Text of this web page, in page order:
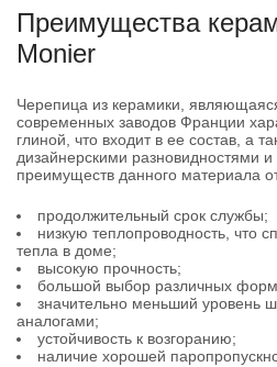
Преимущества
Monier
Черепица из керамики,
современных заводов Франции
глиной, что входит в ее состав, а
дизайнерскими разновидностями
преимуществ данного материала
продолжительный срок службы;
низкую теплопроводность, что
тепла в доме;
высокую прочность;
большой выбор различных форм
значительно меньший уровень
аналогами;
устойчивость к возгоранию;
наличие хорошей